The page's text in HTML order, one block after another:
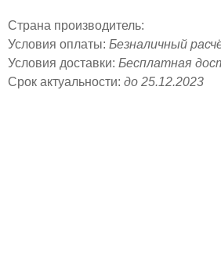
Страна производитель:
Условия оплаты: Безналичный
Условия доставки: Бесплатная
Срок актуальности: до 25.12.2023